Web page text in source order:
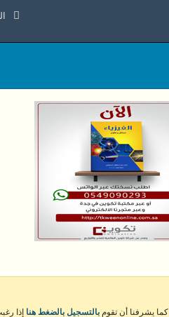
. كما يشرفنا أن تقوم بالتسجيل بالضغط هنا إذا